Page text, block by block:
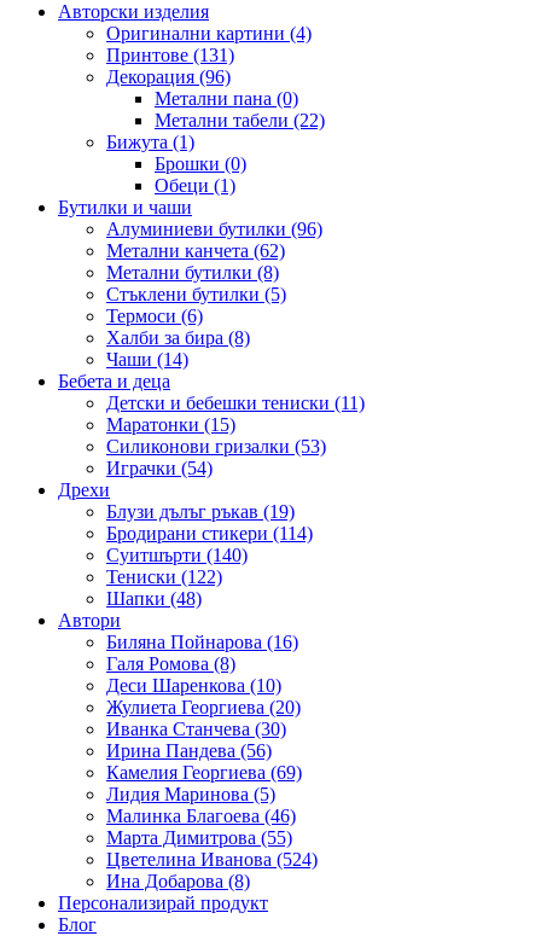
Авторски изделия
Оригинални картини (4)
Принтове (131)
Декорация (96)
Метални пана (0)
Метални табели (22)
Бижута (1)
Брошки (0)
Обеци (1)
Бутилки и чаши
Алуминиеви бутилки (96)
Метални канчета (62)
Метални бутилки (8)
Стъклени бутилки (5)
Термоси (6)
Халби за бира (8)
Чаши (14)
Бебета и деца
Детски и бебешки тениски (11)
Маратонки (15)
Силиконови гризалки (53)
Играчки (54)
Дрехи
Блузи дълъг ръкав (19)
Бродирани стикери (114)
Суитшърти (140)
Тениски (122)
Шапки (48)
Автори
Биляна Пойнарова (16)
Галя Ромова (8)
Деси Шаренкова (10)
Жулиета Георгиева (20)
Иванка Станчева (30)
Ирина Пандева (56)
Камелия Георгиева (69)
Лидия Маринова (5)
Малинка Благоева (46)
Марта Димитрова (55)
Цветелина Иванова (524)
Ина Добарова (8)
Персонализирай продукт
Блог